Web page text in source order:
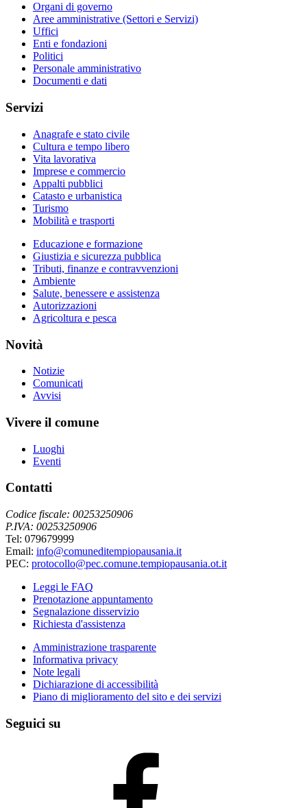
Organi di governo
Aree amministrative (Settori e Servizi)
Uffici
Enti e fondazioni
Politici
Personale amministrativo
Documenti e dati
Servizi
Anagrafe e stato civile
Cultura e tempo libero
Vita lavorativa
Imprese e commercio
Appalti pubblici
Catasto e urbanistica
Turismo
Mobilità e trasporti
Educazione e formazione
Giustizia e sicurezza pubblica
Tributi, finanze e contravvenzioni
Ambiente
Salute, benessere e assistenza
Autorizzazioni
Agricoltura e pesca
Novità
Notizie
Comunicati
Avvisi
Vivere il comune
Luoghi
Eventi
Contatti
Codice fiscale: 00253250906
P.IVA: 00253250906
Tel: 079679999
Email: info@comuneditempiopausania.it
PEC: protocollo@pec.comune.tempiopausania.ot.it
Leggi le FAQ
Prenotazione appuntamento
Segnalazione disservizio
Richiesta d'assistenza
Amministrazione trasparente
Informativa privacy
Note legali
Dichiarazione di accessibilità
Piano di miglioramento del sito e dei servizi
Seguici su